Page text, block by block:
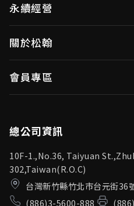
視訊/影像控制器
無線視頻傳輸
OID產品(Optical ID)
視訊／影像控制器
無線視頻傳輸
永續經營
投資人專區
利害關係人
關於松翰
會員專區
總公司資訊
10F-1.,No.36, Taiyuan
302,Taiwan(R.O.C)
台灣新竹縣竹北市台元街36
(886)3-5600-888